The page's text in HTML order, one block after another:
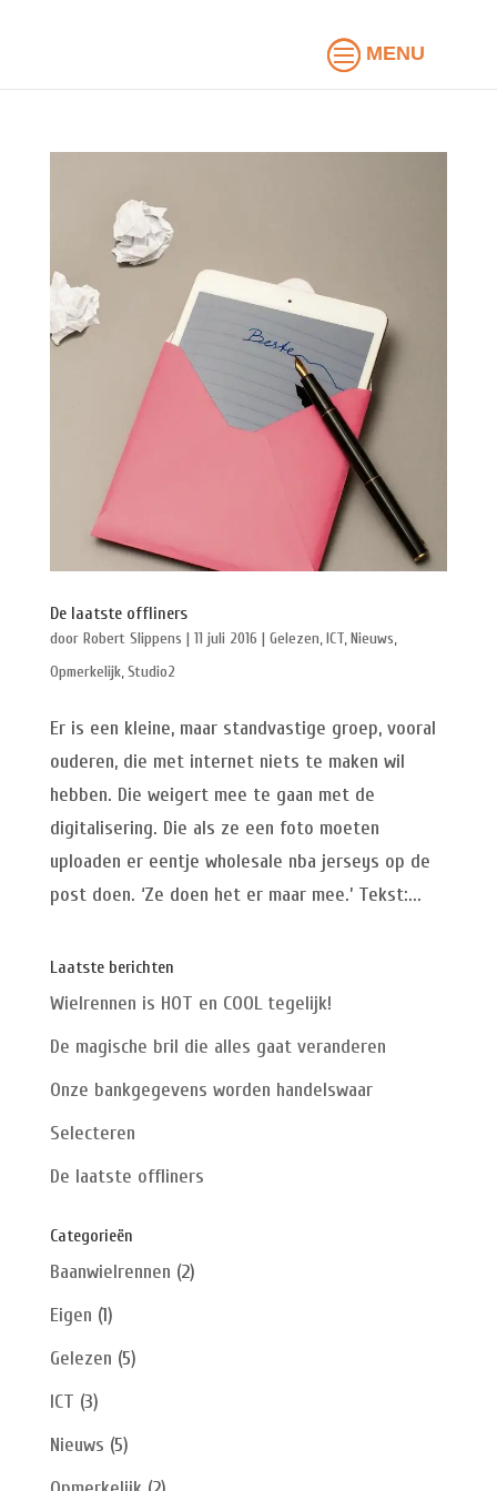
De laatste offliners
door Robert Slippens | 11 juli 2016 | Gelezen,ICT,Nieuws,
Opmerkelijk,Studio2
Er is een kleine, maar standvastige groep, vooral
ouderen, die met internet niets te maken wil
hebben. Die weigert mee te gaan met de
digitalisering. Die als ze een foto moeten
uploaden er eentje wholesale nba jerseys op de
post doen. ‘Ze doen het er maar mee.’ Tekst:...
Laatste berichten
Wielrennen is HOT en COOL tegelijk!
De magische bril die alles gaat veranderen
Onze bankgegevens worden handelswaar
Selecteren
De laatste offliners
Categorieën
Baanwielrennen (2)
Eigen (1)
Gelezen (5)
ICT (3)
Nieuws (5)